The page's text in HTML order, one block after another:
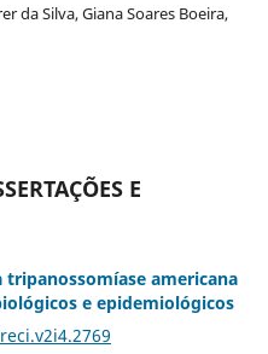
da Silva, Giana Soares Boeira,
E
americana
e epidemiológicos